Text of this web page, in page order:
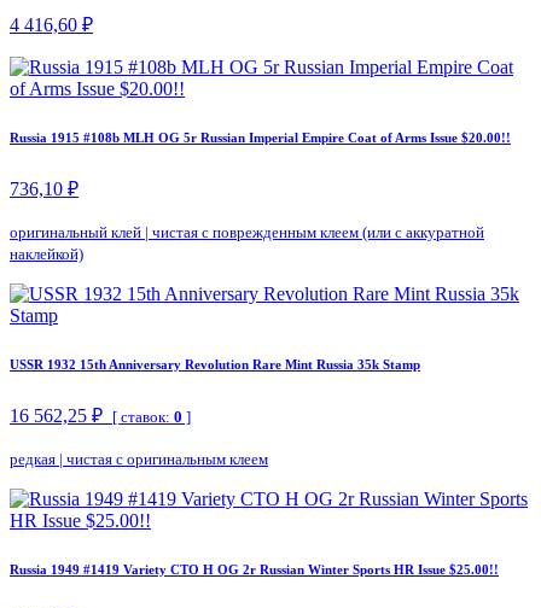
4 416,60 ₽
Russia 1915 #108b MLH OG 5r Russian Imperial Empire Coat of Arms Issue $20.00!!
736,10 ₽
оригинальный клей | чистая с поврежденным клеем (или с аккуратной
наклейкой)
USSR 1932 15th Anniversary Revolution Rare Mint Russia 35k Stamp
16 562,25 ₽ [ ставок: 0 ]
редкая | чистая с оригинальным клеем
Russia 1949 #1419 Variety CTO H OG 2r Russian Winter Sports HR Issue $25.00!!